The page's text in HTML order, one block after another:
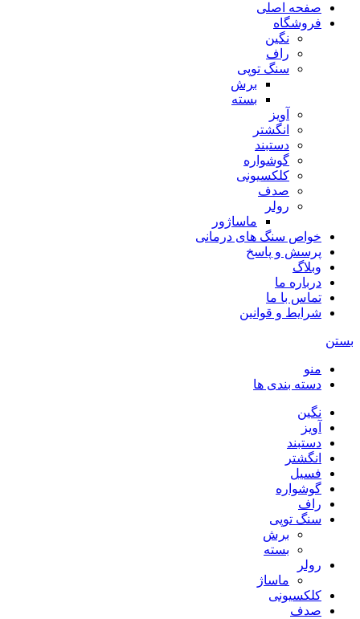
صفحه اصلی
فروشگاه
نگین
راف
سنگ توپی
برش
بسته
آویز
انگشتر
دستبند
گوشواره
کلکسیونی
صدف
رولر
ماساژور
خواص سنگ های درمانی
پرسش و پاسخ
وبلاگ
درباره ما
تماس با ما
شرایط و قوانین
بستن
منو
دسته بندی ها
نگین
آویز
دستبند
انگشتر
فسیل
گوشواره
راف
سنگ توپی
برش
بسته
رولر
ماساژ
کلکسیونی
صدف